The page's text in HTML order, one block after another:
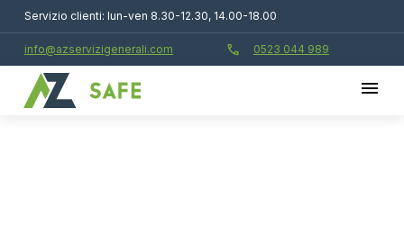
Servizio clienti: lun-ven 8.30-12.30, 14.00-18.00
info@azservizigenerali.com call 0523 044 989